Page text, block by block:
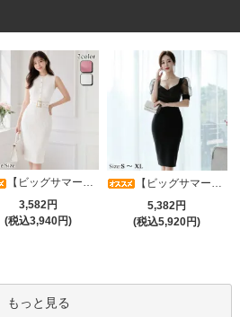
【ビッグサマーセール対象品】タイトなボディラインが引き立つニットワンピース(キャバドレス・CABARETDRESS)
3,582円
(税込3,940円)
【ビッグサマーセール対象品】光沢シアースリーブが軽やかなカシュクールVネックドレープミディドレス(キャバドレス・CABARETDRESS)
5,382円
(税込5,920円)
もっと見る